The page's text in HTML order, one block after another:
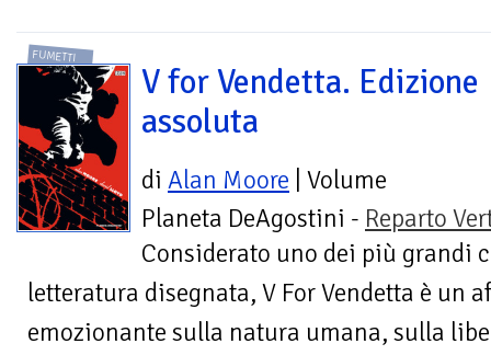
FUMETTI
V for Vendetta. Edizione
assoluta
di Alan Moore | Volume
Planeta DeAgostini - Reparto
Considerato uno dei più grandi
letteratura disegnata, V For Vendetta è un
emozionante sulla natura umana, sulla